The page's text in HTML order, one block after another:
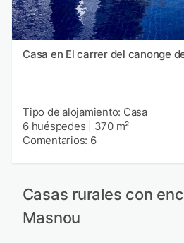
Casa en El carrer del canonge
Tipo de alojamiento: Casa
6 huéspedes
370 m²
Comentarios: 6
Casas rurales con
Masnou